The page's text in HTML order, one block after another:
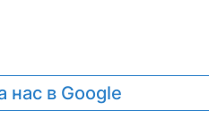
нас в Google